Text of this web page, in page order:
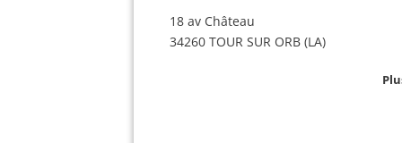
18 av Château
34260 TOUR SUR ORB (LA)